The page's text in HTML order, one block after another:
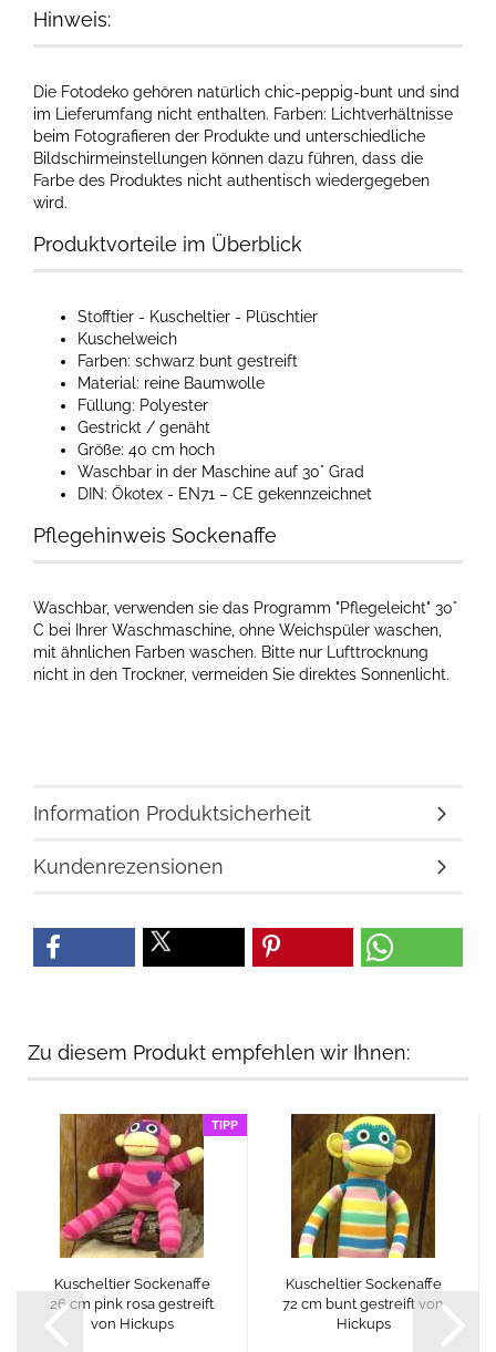
Hinweis:
Die Fotodeko gehören natürlich chic-peppig-bunt und sind
im Lieferumfang nicht enthalten. Farben: Lichtverhältnisse
beim Fotografieren der Produkte und unterschiedliche
Bildschirmeinstellungen können dazu führen, dass die
Farbe des Produktes nicht authentisch wiedergegeben
wird.​
Produktvorteile im Überblick
Stofftier - Kuscheltier - Plüschtier
Kuschelweich
Farben: schwarz bunt gestreift
Material: reine Baumwolle
Füllung: Polyester
Gestrickt / genäht
Größe: 40 cm hoch
Waschbar in der Maschine auf 30° Grad
DIN: Ökotex - EN71 – CE gekennzeichnet
Pflegehinweis Sockenaffe
Waschbar, verwenden sie das Programm "Pflegeleicht" 30°
C bei Ihrer Waschmaschine, ohne Weichspüler waschen,
mit ähnlichen Farben waschen. Bitte nur Lufttrocknung
nicht in den Trockner, vermeiden Sie direktes Sonnenlicht.
Information Produktsicherheit
Kundenrezensionen
Zu diesem Produkt empfehlen wir Ihnen:
TIPP
Kuscheltier Sockenaffe
26 cm pink rosa gestreift
von Hickups
Kuscheltier Sockenaffe
72 cm bunt gestreift von
Hickups